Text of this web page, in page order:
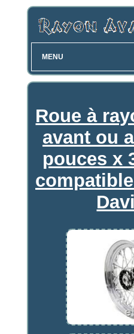
MENU
Roue à
avant ou
pouces x